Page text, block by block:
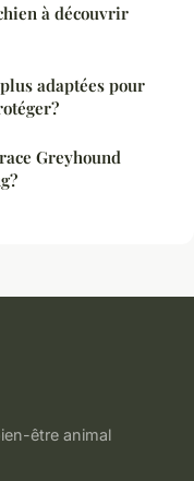
à découvrir
adaptées pour
Greyhound
être animal